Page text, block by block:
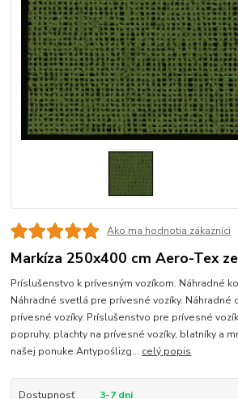
Ako ma hodnotia zákazníci
Markíza 250x400 cm Aero-Tex
Príslušenstvo k prívesným vozíkom. Náhradné
Náhradné svetlá pre prívesné vozíky. Náhradné
prívesné vozíky. Príslušenstvo pre prívesné
popruhy, plachty na prívesné vozíky, blatníky a
našej ponuke.Antypoślizg... celý popis
Dostupnosť 3-7 dni